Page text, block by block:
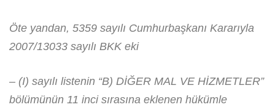
Öte yandan, 5359 sayılı Cumhurbaşkanı Kararıyla
2007/13033 sayılı BKK eki
– (I) sayılı listenin “B) DİĞER MAL VE HİZMETLER”
bölümünün 11 inci sırasına eklenen hükümle